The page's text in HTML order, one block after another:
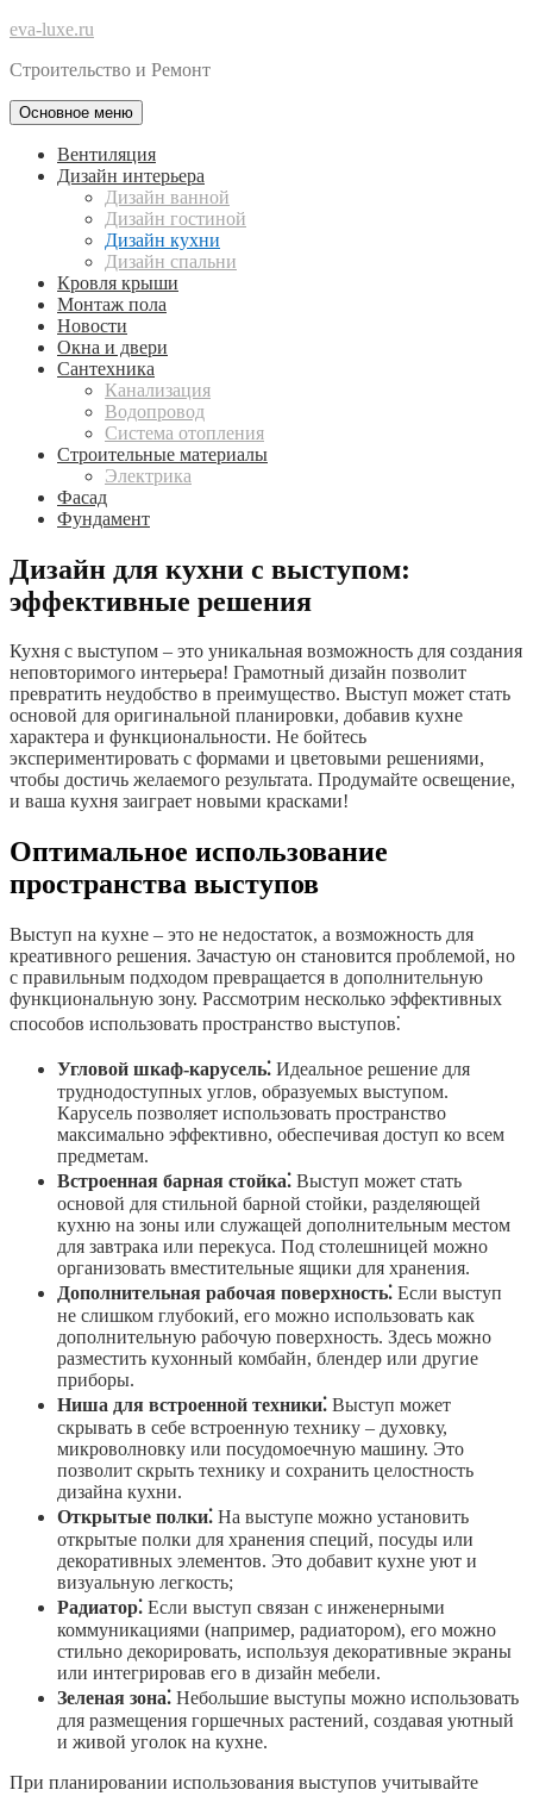
eva-luxe.ru
Строительство и Ремонт
Основное меню
Вентиляция
Дизайн интерьера
Дизайн ванной
Дизайн гостиной
Дизайн кухни
Дизайн спальни
Кровля крыши
Монтаж пола
Новости
Окна и двери
Сантехника
Канализация
Водопровод
Система отопления
Строительные материалы
Электрика
Фасад
Фундамент
Дизайн для кухни с выступом:
эффективные решения
Кухня с выступом – это уникальная возможность для создания
неповторимого интерьера! Грамотный дизайн позволит
превратить неудобство в преимущество. Выступ может стать
основой для оригинальной планировки, добавив кухне
характера и функциональности. Не бойтесь
экспериментировать с формами и цветовыми решениями,
чтобы достичь желаемого результата. Продумайте освещение,
и ваша кухня заиграет новыми красками!
Оптимальное использование
пространства выступов
Выступ на кухне – это не недостаток, а возможность для
креативного решения. Зачастую он становится проблемой, но
с правильным подходом превращается в дополнительную
функциональную зону. Рассмотрим несколько эффективных
способов использовать пространство выступов⁚
Угловой шкаф-карусель⁚ Идеальное решение для
труднодоступных углов, образуемых выступом.
Карусель позволяет использовать пространство
максимально эффективно, обеспечивая доступ ко всем
предметам.
Встроенная барная стойка⁚ Выступ может стать
основой для стильной барной стойки, разделяющей
кухню на зоны или служащей дополнительным местом
для завтрака или перекуса. Под столешницей можно
организовать вместительные ящики для хранения.
Дополнительная рабочая поверхность⁚ Если выступ
не слишком глубокий, его можно использовать как
дополнительную рабочую поверхность. Здесь можно
разместить кухонный комбайн, блендер или другие
приборы.
Ниша для встроенной техники⁚ Выступ может
скрывать в себе встроенную технику – духовку,
микроволновку или посудомоечную машину. Это
позволит скрыть технику и сохранить целостность
дизайна кухни.
Открытые полки⁚ На выступе можно установить
открытые полки для хранения специй, посуды или
декоративных элементов. Это добавит кухне уют и
визуальную легкость;
Радиатор⁚ Если выступ связан с инженерными
коммуникациями (например, радиатором), его можно
стильно декорировать, используя декоративные экраны
или интегрировав его в дизайн мебели.
Зеленая зона⁚ Небольшие выступы можно использовать
для размещения горшечных растений, создавая уютный
и живой уголок на кухне.
При планировании использования выступов учитывайте